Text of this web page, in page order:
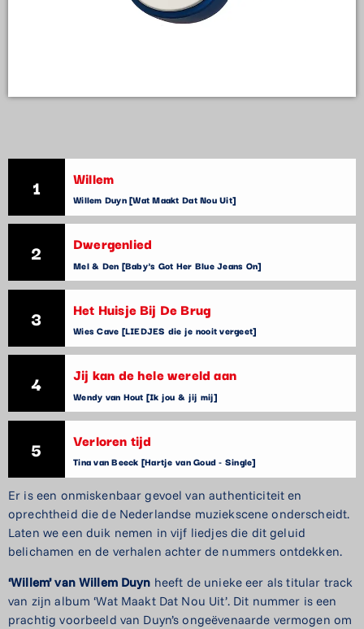
1 Willem
Willem Duyn [Wat Maakt Dat Nou Uit]
2 Dwergenlied
Mel & Den [Baby's Got Her Blue Jeans On]
3 Het Huisje Bij De Brug
Wies Cave [LIEDJES die je nooit vergeet]
4 Jij kan de hele wereld aan
Wendy van Hout [Ik jou & jij mij]
5 Verloren tijd
Tina van Beeck [Hartje van Goud - Single]
Er is een onmiskenbaar gevoel van authenticiteit en
oprechtheid die de Nederlandse muziekscene onderscheidt.
Laten we een duik nemen in vijf liedjes die dit geluid
belichamen en de verhalen achter de nummers ontdekken.
‘Willem’ van Willem Duyn heeft de unieke eer als titular track
van zijn album ‘Wat Maakt Dat Nou Uit’. Dit nummer is een
prachtig voorbeeld van Duyn’s ongeëvenaarde vermogen om